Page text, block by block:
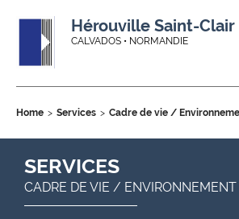
Hérouville Saint-Clair
CALVADOS • NORMANDIE
Home Services Cadre de vie /
SERVICES
CADRE DE VIE / ENVIRONNEMENT